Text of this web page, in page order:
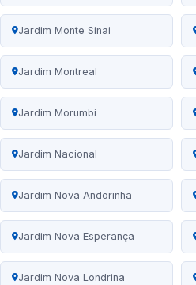
Jardim Monte Sinai
Jardim Montreal
Jardim Morumbi
Jardim Nacional
Jardim Nova Andorinha
Jardim Nova Esperança
Jardim Nova Londrina